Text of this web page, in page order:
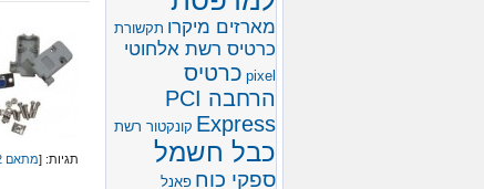
תגיות: [מתאם RS232
מארזים מיקרו תקשורת
כרטיס רשת אלחוטי
pixel כרטיס
הרחבה PCI
Express קונקטור רשת
כבל חשמל
ספקי כוח פאנל